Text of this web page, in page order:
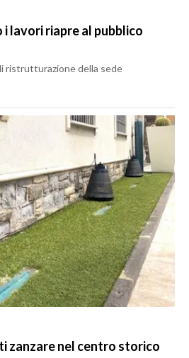
i lavori riapre al pubblico
ristrutturazione della sede
zanzare nel centro storico